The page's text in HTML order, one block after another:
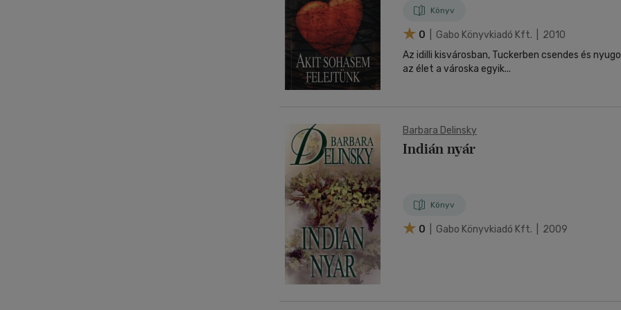
Könyv
0
| Gabo Könyvkiadó Kft. | 2010
Az idilli kisvárosban, Tuckerben csendes és
az élet a városka egyik...
Barbara Delinsky
Indián nyár
Könyv
0 | Gabo Könyvkiadó Kft. | 2009